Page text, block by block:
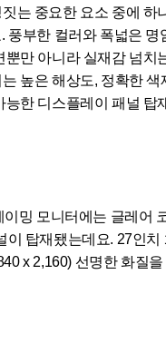
는 중요한 요소 중에 하
풍부한 컬러와 폭넓은 명
뿐만 아니라 실재감 넘치
높은 해상도, 정확한 색
능한 디스플레이 패널 탑
밍 모니터에는 글레어
이 탑재됐는데요. 27인치
x 2,160) 선명한 화질을